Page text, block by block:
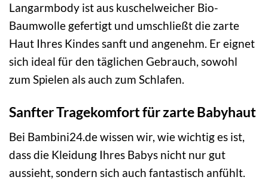
Langarmbody ist aus kuschelweicher Bio-
Baumwolle gefertigt und umschließt die zarte
Haut Ihres Kindes sanft und angenehm. Er eignet
sich ideal für den täglichen Gebrauch, sowohl
zum Spielen als auch zum Schlafen.
Sanfter Tragekomfort für zarte Babyhaut
Bei Bambini24.de wissen wir, wie wichtig es ist,
dass die Kleidung Ihres Babys nicht nur gut
aussieht, sondern sich auch fantastisch anfühlt.